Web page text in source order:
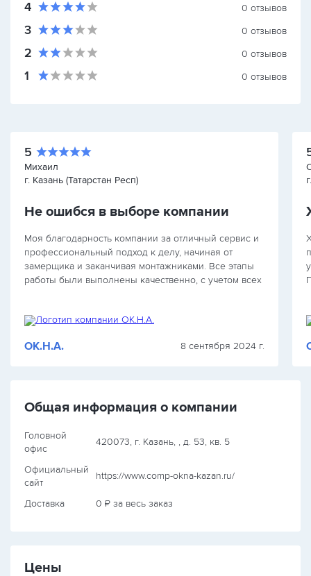
4 0 отзывов
3 0 отзывов
2 0 отзывов
1 0 отзывов
5
Михаил
г. Казань (Татарстан Респ)
Не ошибся в выборе компании
Моя благодарность компании за отличный сервис и
профессиональный подход к делу, начиная от
замерщика и заканчивая монтажниками. Все этапы
работы были выполнены качественно, с учетом всех
ОК.Н.А. 8 сентября 2024 г.
Общая информация о компании
Головной
офис
420073, г. Казань, , д. 53, кв. 5
Официальный
сайт
https://www.comp-okna-kazan.ru/
Доставка 0 ₽ за весь заказ
Цены